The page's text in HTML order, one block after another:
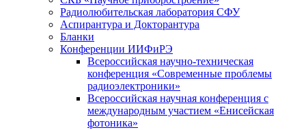
Радиолюбительская лаборатория СФУ
Аспирантура и Докторантура
Бланки
Конференции ИИФиРЭ
Всероссийская научно-техническая
конференция «Современные проблемы
радиоэлектроники»
Всероссийская научная конференция с
международным участием «Енисейская
фотоника»